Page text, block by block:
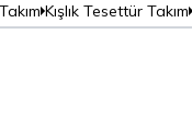
Kışlık Tesettür Takım